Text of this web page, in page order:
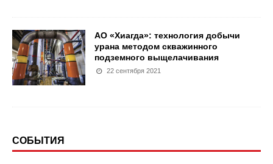
АО «Хиагда»: технология добычи
урана методом скважинного
подземного выщелачивания
22 сентября 2021
СОБЫТИЯ